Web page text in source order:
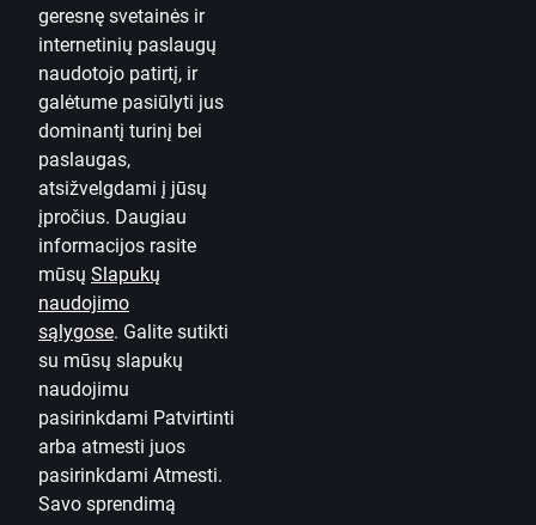
geresnę svetainės ir
internetinių paslaugų
naudotojo patirtį, ir
galėtume pasiūlyti jus
dominantį turinį bei
paslaugas,
atsižvelgdami į jūsų
įpročius. Daugiau
informacijos rasite
mūsų Slapukų
naudojimo
sąlygose. Galite sutikti
su mūsų slapukų
naudojimu
pasirinkdami Patvirtinti
arba atmesti juos
pasirinkdami Atmesti.
Savo sprendimą
Susisiekite su mumis
Kontaktai
Naudinga informacija
„Citadele“
Apie banką
Žiniasklaidai
Karjera
Tinklaraštis
Taisyklės ir sąlygos
Naudojimosi taisyklės
Slapukų nuostatos